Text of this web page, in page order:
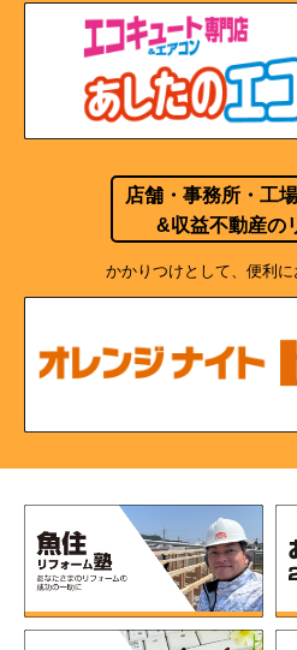
店舗・事務所・工
&収益不動産の
かかりつけとして、便利